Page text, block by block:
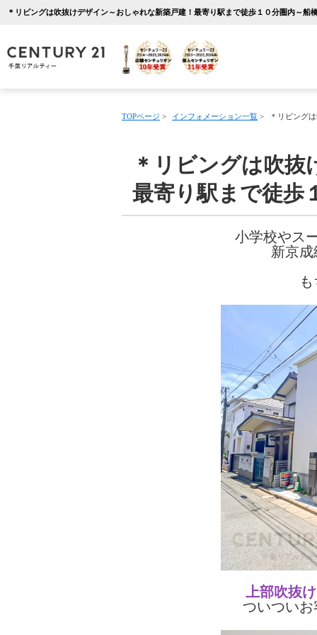
TOPページ > インフォメーション一覧 > ＊リビング
＊リビングは吹
最寄り駅まで徒歩
小学校やス
新京
上部吹抜
ついつい